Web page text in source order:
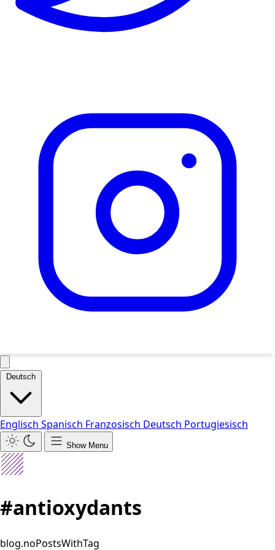
Deutsch
Englisch Spanisch Franzosisch Deutsch Portugiesisch
Show Menu
#antioxydants
blog.noPostsWithTag